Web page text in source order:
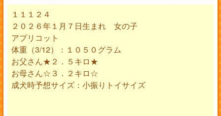
１１１２４
２０２６年１月７日生まれ 女の子
アプリコット
体重（3/12）：１０５０グラム
お父さん★２．５キロ★
お母さん☆３．２キロ☆
成犬時予想サイズ：小振りトイサイズ